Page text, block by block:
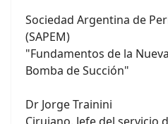
Sociedad Argentina de
(SAPEM)
"Fundamentos de la
Bomba de Succión"
Dr Jorge Trainini
Cirujano, Jefe del servicio